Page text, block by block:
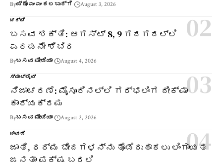
Byಪ್ರೊ ಎಂ ಎಂ ಕಲಬುರ್ಗಿ August 3, 2026
ಚರ್ಚೆ
ಬಸವ ಶಕ್ತಿ: ಆಗಸ್ಟ್ 8, 9 ಗದಗದಲ್ಲಿ
ಎರಡನೇ ಶಿಬಿರ
Byಬಸವ ಮೀಡಿಯಾ August 4, 2026
ಸ್ಪಾಟ್‌ಲೈಟ್
ನಿಜಾಚರಣೆ: ಮೈಸೂರಿನಲ್ಲಿ ಗರ್ಭಲಿಂಗ ದೀಕ್ಷಾ
ಕಾರ್ಯಕ್ರಮ
Byಬಸವ ಮೀಡಿಯಾ August 2, 2026
ಚಾವಡಿ
ಜಾತಿ, ಧರ್ಮ ಭೇದಗಳನ್ನು ತೊಡೆದುಹಾಕಲು ಲಿಂಗಾಯತ
ಜನತಾ ಪಕ್ಷ ಬರಲಿ